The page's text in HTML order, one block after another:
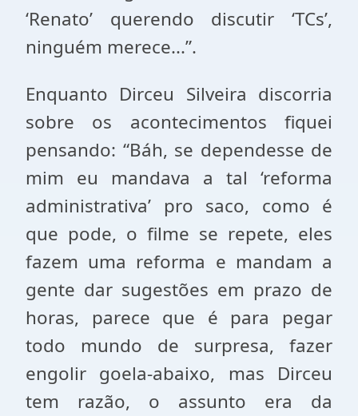
‘Renato’ querendo discutir ‘TCs’,
ninguém merece...”.
Enquanto Dirceu Silveira discorria
sobre os acontecimentos fiquei
pensando: “Báh, se dependesse de
mim eu mandava a tal ‘reforma
administrativa’ pro saco, como é
que pode, o filme se repete, eles
fazem uma reforma e mandam a
gente dar sugestões em prazo de
horas, parece que é para pegar
todo mundo de surpresa, fazer
engolir goela-abaixo, mas Dirceu
tem razão, o assunto era da